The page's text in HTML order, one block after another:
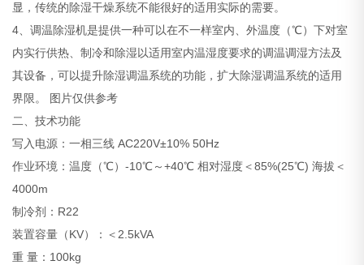
显，传统的除湿干燥系统不能很好的适用实际的需要。
4、调温除湿机是提供一种可以在不一样室内、外温度（℃）下对室
内实行供热、制冷和除湿以适用室内温湿度要求的调温调湿方法及
其设备，可以提升除湿调温系统的功能，扩大除湿调温系统的适用
界限。
图片仅供参考
二、技术功能
写入电源：一相三线 AC220V±10% 50Hz
作业环境：温度（℃）-10℃～+40℃ 相对湿度＜85%(25℃) 海拔＜
4000m
制冷剂：R22
装置容量（KV）：＜2.5kVA
重 量：100kg